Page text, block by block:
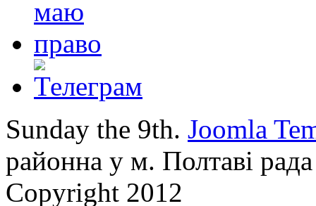
Sunday the 9th. Joomla
районна у м. Полтаві рада
Copyright 2012